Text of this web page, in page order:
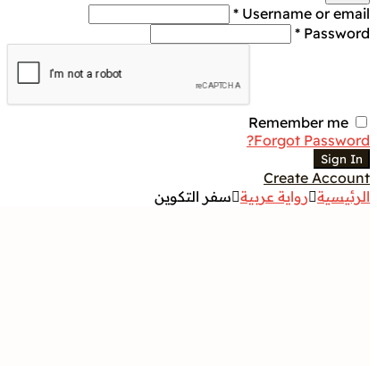
Username or email *
Password *
Remember me
Forgot Password?
Sign In
Create Account
الرئيسية رواية عربية سفر التكوين